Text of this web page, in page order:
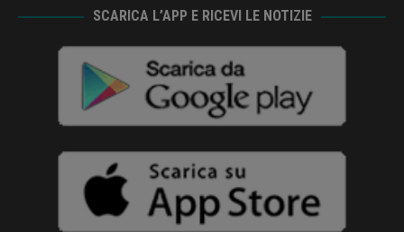
SCARICA L’APP E RICEVI LE NOTIZIE